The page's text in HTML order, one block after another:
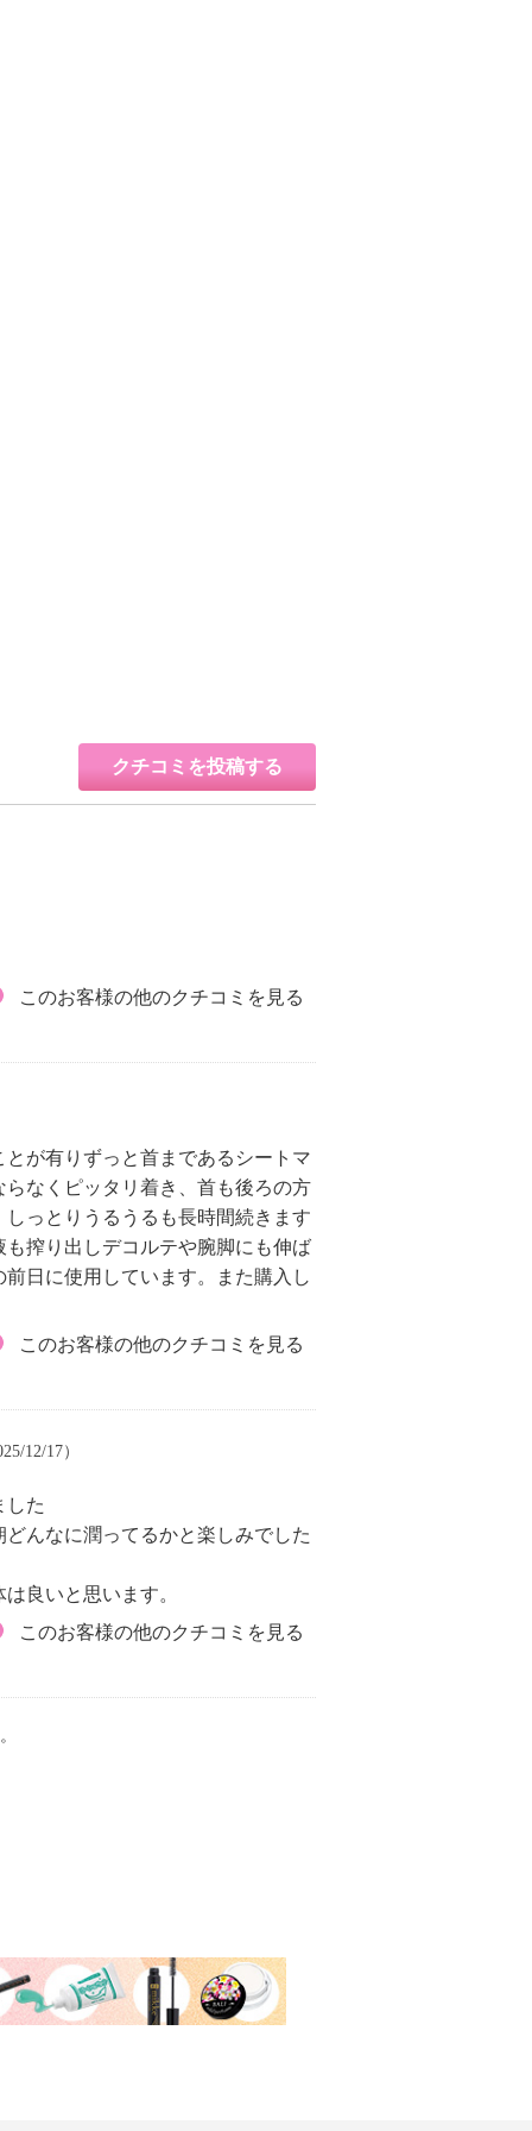
クチコミを投稿する
このお客様の他のクチコミを見る
が有りずっと首まであるシートマ
なくピッタリ着き、首も後ろの方
っとりうるうるも長時間続きます
搾り出しデコルテや腕脚にも伸ば
日に使用しています。また購入し
このお客様の他のクチコミを見る
12/17）
した
んなに潤ってるかと楽しみでした
良いと思います。
このお客様の他のクチコミを見る